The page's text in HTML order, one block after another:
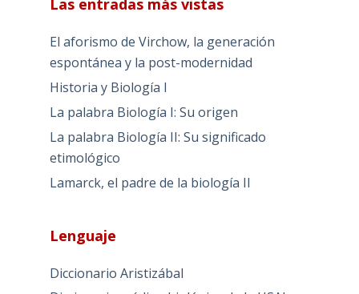
Las entradas más vistas
El aforismo de Virchow, la generación
espontánea y la post-modernidad
Historia y Biología I
La palabra Biología I: Su origen
La palabra Biología II: Su significado
etimológico
Lamarck, el padre de la biología II
Lenguaje
Diccionario Aristizábal